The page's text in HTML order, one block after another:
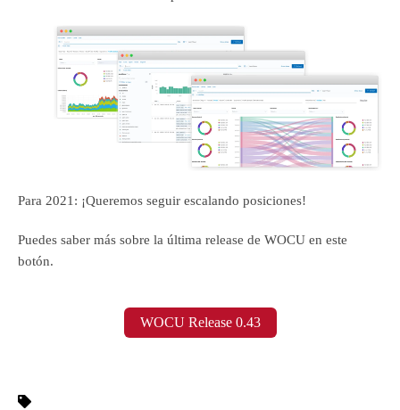
Para 2021: ¡Queremos seguir escalando posiciones!
Puedes saber más sobre la última release de WOCU en este
botón.
WOCU Release 0.43